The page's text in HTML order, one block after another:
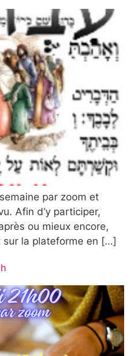
par zoom et
Afin d’y participer,
ou mieux encore,
sur la plateforme en […]